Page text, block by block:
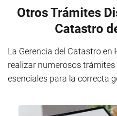
Otros Trámites
Catastro
La Gerencia del Catastro
realizar numerosos
esenciales para la correcta